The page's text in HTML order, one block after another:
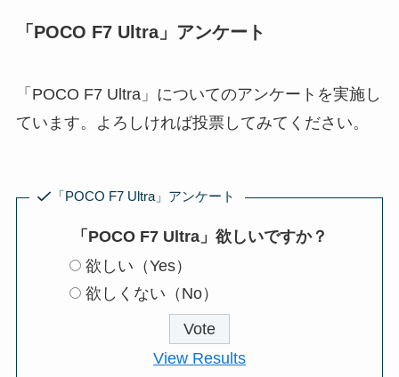
「POCO F7 Ultra」アンケート
「POCO F7 Ultra」についてのアンケートを実施し
ています。よろしければ投票してみてください。
「POCO F7 Ultra」アンケート
「POCO F7 Ultra」欲しいですか？
欲しい（Yes）
欲しくない（No）
View Results